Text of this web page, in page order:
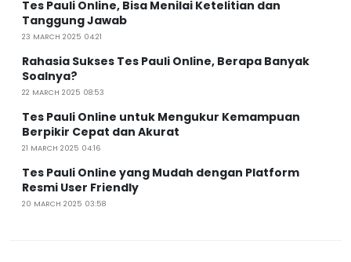
Tes Pauli Online, Bisa Menilai Ketelitian dan
Tanggung Jawab
23 MARCH 2025 04:21
Rahasia Sukses Tes Pauli Online, Berapa Banyak
Soalnya?
22 MARCH 2025 08:53
Tes Pauli Online untuk Mengukur Kemampuan
Berpikir Cepat dan Akurat
21 MARCH 2025 04:16
Tes Pauli Online yang Mudah dengan Platform
Resmi User Friendly
20 MARCH 2025 03:58